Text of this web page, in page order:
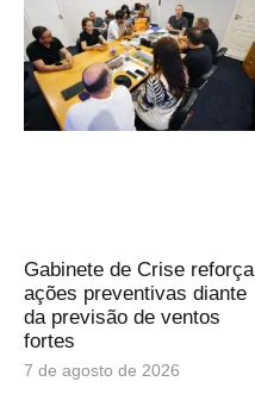
Gabinete de Crise reforça
ações preventivas diante
da previsão de ventos
fortes
7 de agosto de 2026